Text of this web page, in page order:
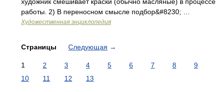
работы. 2) В переносном смысле подбор&#8230; …
Художественная энциклопедия
Страницы Следующая →
1 2 3 4 5 6 7 8
9
10
11 12 13